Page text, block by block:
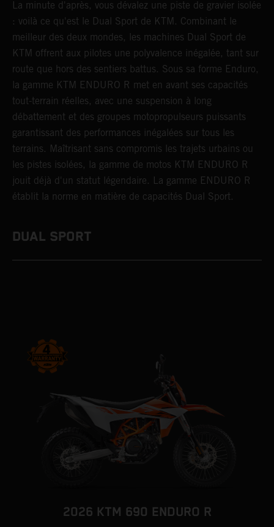
La minute d'après, vous dévalez une piste de gravier isolée
: voilà ce qu'est le Dual Sport de KTM. Combinant le
meilleur des deux mondes, les machines Dual Sport de
KTM offrent aux pilotes une polyvalence inégalée, tant sur
route que hors des sentiers battus. Sous sa forme Enduro,
la gamme KTM ENDURO R met en avant ses capacités
tout-terrain réelles, avec une suspension à long
débattement et des groupes motopropulseurs puissants
garantissant des performances inégalées sur tous les
terrains. Maîtrisant sans compromis les trajets urbains ou
les pistes isolées, la gamme de motos KTM ENDURO R
jouit déjà d'un statut légendaire. La gamme ENDURO R
établit la norme en matière de capacités Dual Sport.
DUAL SPORT
2026 KTM 690 ENDURO R